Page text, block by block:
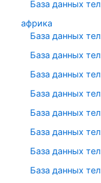
База данных
африка
База данных
База данных
База данных
База данных
База данных
База данных
База данных
База данных